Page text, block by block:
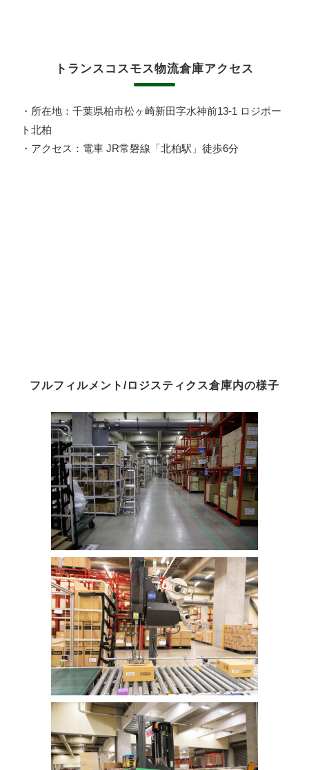
トランスコスモス物流倉庫アクセス
・所在地：千葉県柏市松ヶ崎新田字水神前13-1 ロジポー
ト北柏
・アクセス：電車 JR常磐線「北柏駅」徒歩6分
フルフィルメント/ロジスティクス倉庫内の様子